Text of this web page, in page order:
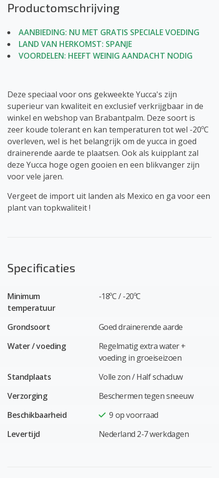
Productomschrijving
AANBIEDING: NU MET GRATIS SPECIALE VOEDING
LAND VAN HERKOMST: SPANJE
VOORDELEN: HEEFT WEINIG AANDACHT NODIG
Deze speciaal voor ons gekweekte Yucca's zijn
superieur van kwaliteit en exclusief verkrijgbaar in de
winkel en webshop van Brabantpalm. Deze soort is
zeer koude tolerant en kan temperaturen tot wel -20ºC
overleven, wel is het belangrijk om de yucca in goed
drainerende aarde te plaatsen. Ook als kuipplant zal
deze Yucca hoge ogen gooien en een blikvanger zijn
voor vele jaren.
Vergeet de import uit landen als Mexico en ga voor een
plant van topkwaliteit !
Specificaties
Minimum
temperatuur
-18ºC / -20ºC
Grondsoort
Goed drainerende aarde
Water / voeding
Regelmatig extra water +
voeding in groeiseizoen
Standplaats
Volle zon / Half schaduw
Verzorging
Beschermen tegen sneeuw
Beschikbaarheid
9 op voorraad
Levertijd
Nederland 2-7 werkdagen